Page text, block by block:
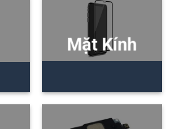
Mặt Kính